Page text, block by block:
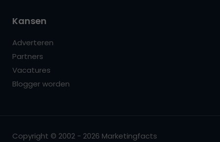
Kansen
Adverteren
Partners
Vacatures
Blogger worden
Copyright © 2002 - 2026 Marketingfacts